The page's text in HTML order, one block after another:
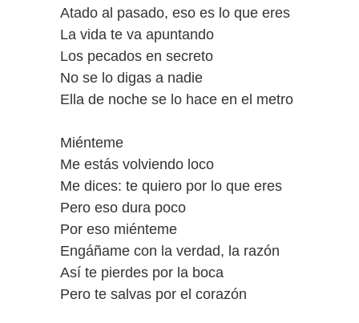
Atado al pasado, eso es lo que eres
La vida te va apuntando
Los pecados en secreto
No se lo digas a nadie
Ella de noche se lo hace en el metro
Miénteme
Me estás volviendo loco
Me dices: te quiero por lo que eres
Pero eso dura poco
Por eso miénteme
Engáñame con la verdad, la razón
Así te pierdes por la boca
Pero te salvas por el corazón